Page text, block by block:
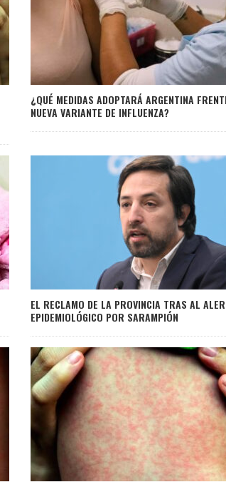
¿QUÉ MEDIDAS ADOPTARÁ ARGENTINA
NUEVA VARIANTE DE INFLUENZA?
EL RECLAMO DE LA PROVINCIA TRAS AL
EPIDEMIOLÓGICO POR SARAMPIÓN